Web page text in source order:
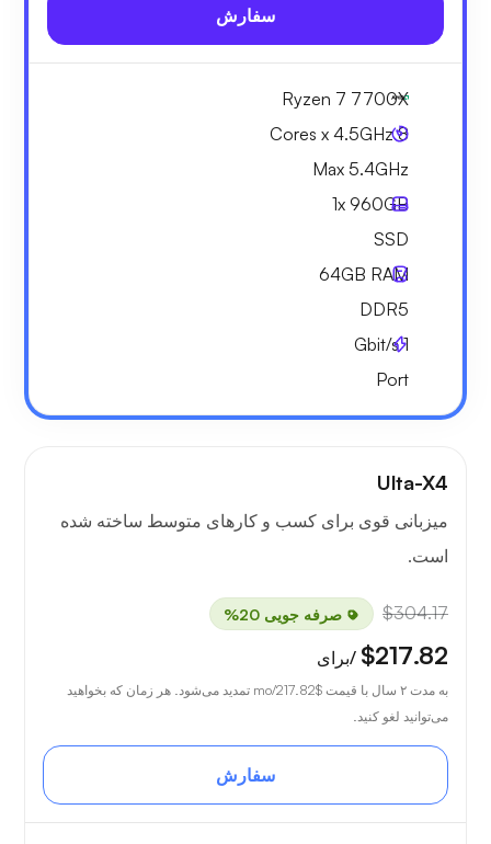
سفارش
Ryzen 7 7700X
8 Cores x 4.5GHz
Max 5.4GHz
1x 960GB
SSD
64GB RAM
DDR5
1
Gbit/s
Port
Ulta-X4
میزبانی قوی برای کسب و کارهای متوسط ساخته شده
است.
$304.17 صرفه جویی 20%
$217.82 /برای
به مدت ۲ سال با قیمت $217.82
/mo تمدید می‌شود. هر زمان که بخواهید
می‌توانید لغو کنید.
سفارش